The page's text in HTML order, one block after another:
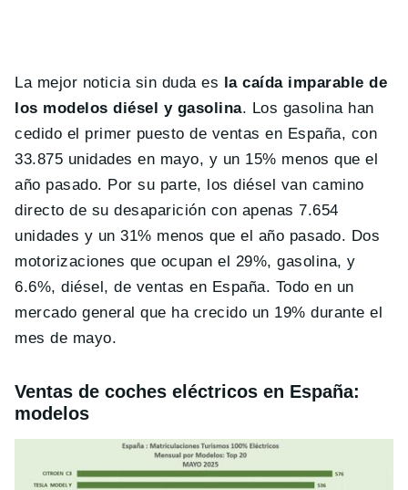
La mejor noticia sin duda es
la caída imparable de
los modelos diésel y gasolina. Los gasolina han
cedido el primer puesto de ventas en España, con
33.875 unidades en mayo, y un 15% menos que el
año pasado. Por su parte, los diésel van camino
directo de su desaparición con apenas 7.654
unidades y un 31% menos que el año pasado. Dos
motorizaciones que ocupan el 29%, gasolina, y
6.6%, diésel, de ventas en España. Todo en un
mercado general que ha crecido un 19% durante el
mes de mayo.
Ventas de coches eléctricos en España:
modelos